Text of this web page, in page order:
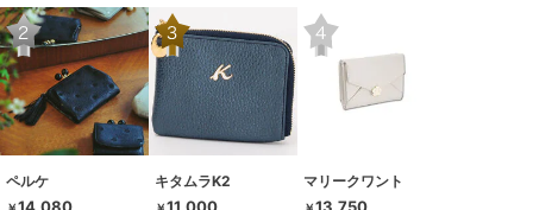
ペルケ キタムラK2 マリークワント